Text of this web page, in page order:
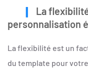
La
personnalisation
La flexibilité est un
du template pour